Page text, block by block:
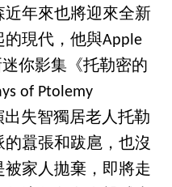
年來也將迎來全新
現代，他與Apple
你影集《托勒密的
of Ptolemy
出失智獨居老人托勒
囂張和跋扈，也沒
家人拋棄，即將走